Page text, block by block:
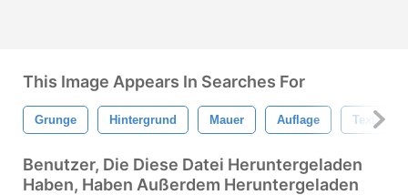
This Image Appears In Searches For
Grunge Hintergrund Mauer Auflage Textur
Benutzer, Die Diese Datei Heruntergeladen
Haben, Haben Außerdem Heruntergeladen